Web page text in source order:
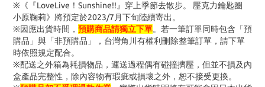
※《『LoveLive！Sunshine!!』穿上季節去散步。 壓克力鑰匙圈
小原鞠莉》將預定於2023/7月下旬陸續寄出。
※因應出貨時間， 預購商品請獨立下單。若一筆訂單同時包含「預
購品」與「非預購品」，台灣角川有權利刪除整筆訂單，請下單
時依照規定配合。
※配送之外箱為耗損物品，運送過程偶有碰撞擠壓，但並不損及內
盒產品完整性，除內容物有瑕疵或損壞之外，恕不接受更換。